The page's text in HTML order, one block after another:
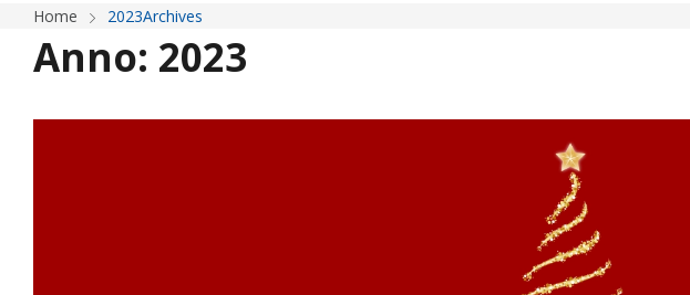
HOME Chi siamo
Home 2023Archives
Anno: 2023